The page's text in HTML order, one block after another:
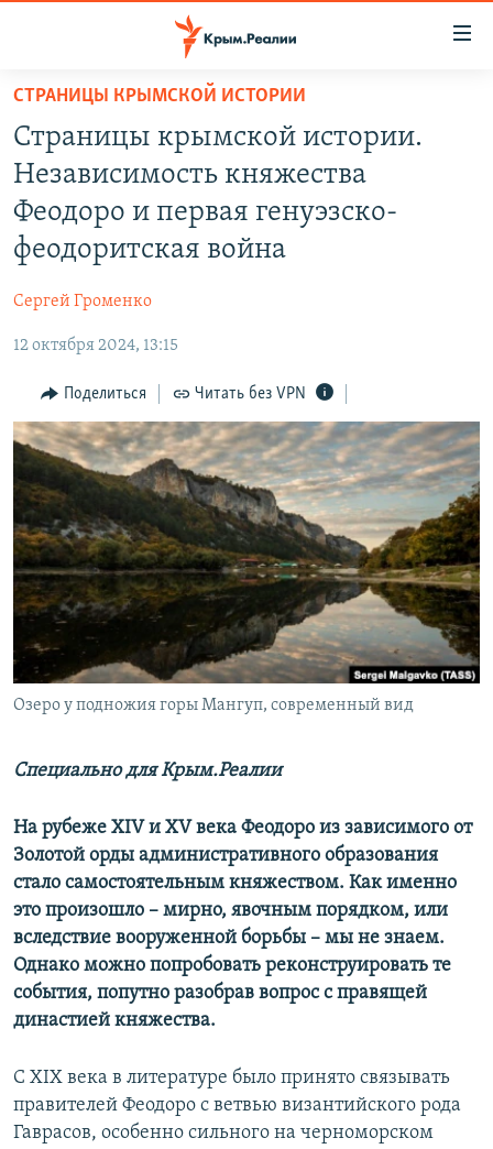
Вернуться
основному
содержанию
Вернутся
главной
Вернутся
СПЕЦПРОЕКТЫ
КАРТА ВОЕННЫХ ОБЪЕКТОВ КРЫМА
ВОДА
ИСТОРИЯ
ИНТЕРАКТИВ
ИНФОГРАФИКА
ТЕЛЕПРОЕКТ КРЫМ.РЕАЛИИ
СОВЕТЫ ПРАВОЗАЩИТНИКОВ
ПРОПАВШИЕ БЕЗ ВЕСТИ
ПОБЕДИТЕЛЕЙ НЕ СУДЯТ?
КРЫМ.НЕПОКОРЕННЫЙ
ELIFBE
УКРАИНСКАЯ ПРОБЛЕМА КРЫМА
РАДІО СВОБОДА
КАК ОБОЙТИ БЛОКИРОВКУ
Qırımtatar
ПРИСОЕДИНЯЙТЕСЬ!
Все сайты RFE/RL
СТРАНИЦЫ КРЫМСКОЙ ИСТОРИИ
Страницы крымской истории.
Независимость княжества
Феодоро и первая генуэзско-
феодоритская война
Сергей Громенко
12 октября 2024, 13:15
Поделиться Читать без VPN
Озеро у подножия горы Мангуп, современный вид
Специально для Крым.Реалии
На рубеже XIV и XV века Феодоро из зависимого от
Золотой орды административного образования
стало самостоятельным княжеством. Как именно
это произошло – мирно, явочным порядком, или
вследствие вооруженной борьбы – мы не знаем.
Однако можно попробовать реконструировать те
события, попутно разобрав вопрос с правящей
династией княжества.
С XIХ века в литературе было принято связывать
правителей Феодоро с ветвью византийского рода
Гаврасов, особенно сильного на черноморском